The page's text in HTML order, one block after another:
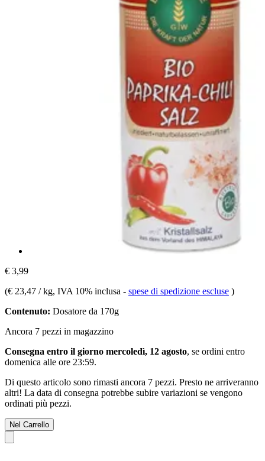
€ 3,99
(€ 23,47 / kg, IVA 10% inclusa - spese di spedizione escluse )
Contenuto: Dosatore da 170g
Ancora 7 pezzi in magazzino
Consegna entro il giorno mercoledì, 12 agosto, se ordini entro
domenica alle ore 23:59.
Di questo articolo sono rimasti ancora 7 pezzi. Presto ne arriveranno
altri! La data di consegna potrebbe subire variazioni se vengono
ordinati più pezzi.
Nel Carrello